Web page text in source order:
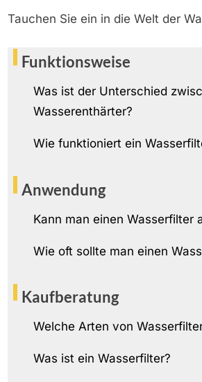
Tauchen Sie ein in die Welt der
Funktionsweise
Was ist der Unterschied
Wasserenthärter?
Wie funktioniert ein
Anwendung
Kann man einen Wasserfilter
Wie oft sollte man einen
Kaufberatung
Welche Arten von
Was ist ein Wasserfilter?